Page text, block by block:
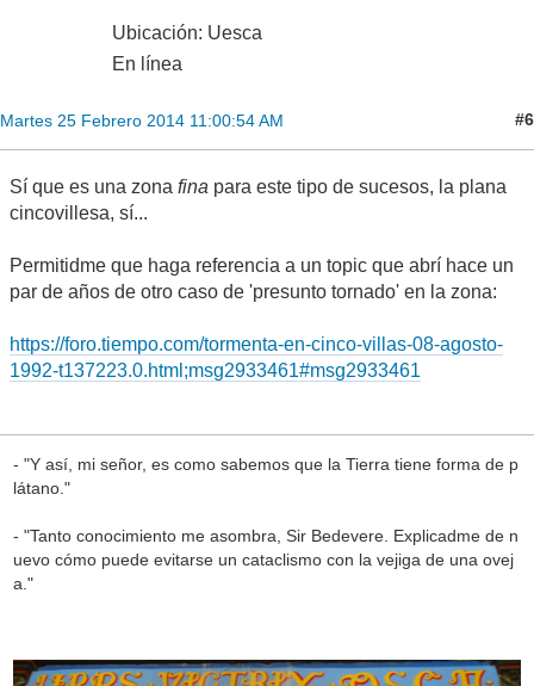
Ubicación: Uesca
En línea
Martes 25 Febrero 2014 11:00:54 AM #6
Sí que es una zona fina para este tipo de sucesos, la plana
cincovillesa, sí...
Permitidme que haga referencia a un topic que abrí hace un
par de años de otro caso de 'presunto tornado' en la zona:
https://foro.tiempo.com/tormenta-en-cinco-villas-08-agosto-
1992-t137223.0.html;msg2933461#msg2933461
- "Y así, mi señor, es como sabemos que la Tierra tiene forma de p
látano."
- "Tanto conocimiento me asombra, Sir Bedevere. Explicadme de n
uevo cómo puede evitarse un cataclismo con la vejiga de una ovej
a."